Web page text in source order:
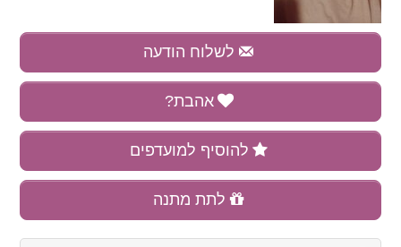
לשלוח הודעה
אהבת?
להוסיף למועדפים
לתת מתנה